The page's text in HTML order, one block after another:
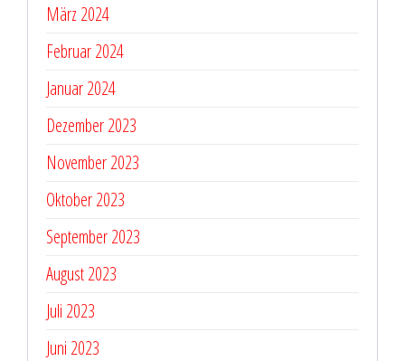
März 2024
Februar 2024
Januar 2024
Dezember 2023
November 2023
Oktober 2023
September 2023
August 2023
Juli 2023
Juni 2023